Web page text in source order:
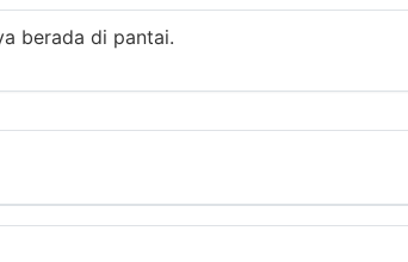
berada di pantai.